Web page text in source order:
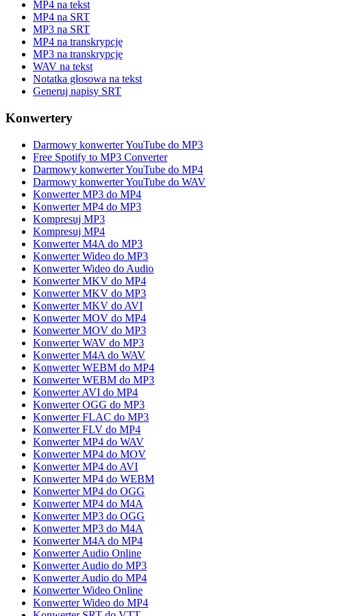
MP4 na tekst
MP4 na SRT
MP3 na SRT
MP4 na transkrypcję
MP3 na transkrypcję
WAV na tekst
Notatka głosowa na tekst
Generuj napisy SRT
Konwertery
Darmowy konwerter YouTube do MP3
Free Spotify to MP3 Converter
Darmowy konwerter YouTube do MP4
Darmowy konwerter YouTube do WAV
Konwerter MP3 do MP4
Konwerter MP4 do MP3
Kompresuj MP3
Kompresuj MP4
Konwerter M4A do MP3
Konwerter Wideo do MP3
Konwerter Wideo do Audio
Konwerter MKV do MP4
Konwerter MKV do MP3
Konwerter MKV do AVI
Konwerter MOV do MP4
Konwerter MOV do MP3
Konwerter WAV do MP3
Konwerter M4A do WAV
Konwerter WEBM do MP4
Konwerter WEBM do MP3
Konwerter AVI do MP4
Konwerter OGG do MP3
Konwerter FLAC do MP3
Konwerter FLV do MP4
Konwerter MP4 do WAV
Konwerter MP4 do MOV
Konwerter MP4 do AVI
Konwerter MP4 do WEBM
Konwerter MP4 do OGG
Konwerter MP4 do M4A
Konwerter MP3 do OGG
Konwerter MP3 do M4A
Konwerter M4A do MP4
Konwerter Audio Online
Konwerter Audio do MP3
Konwerter Audio do MP4
Konwerter Wideo Online
Konwerter Wideo do MP4